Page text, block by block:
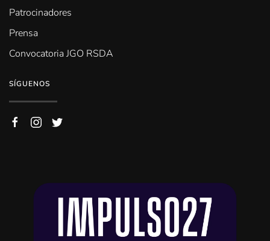
Patrocinadores
Prensa
Convocatoria JGO RSDA
SÍGUENOS